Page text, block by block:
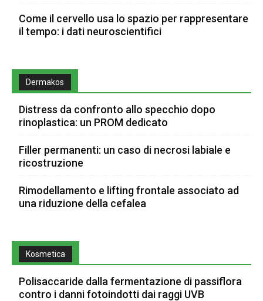
Come il cervello usa lo spazio per rappresentare
il tempo: i dati neuroscientifici
Dermakos
Distress da confronto allo specchio dopo
rinoplastica: un PROM dedicato
Filler permanenti: un caso di necrosi labiale e
ricostruzione
Rimodellamento e lifting frontale associato ad
una riduzione della cefalea
Kosmetica
Polisaccaride dalla fermentazione di passiflora
contro i danni fotoindotti dai raggi UVB